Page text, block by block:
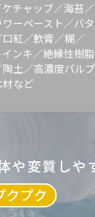
チャップ／海苔／
ーペースト／バ
紅／軟膏／糊／
ンキ／絶縁性樹
土／高濃度パル
など
や変質しや
クプク